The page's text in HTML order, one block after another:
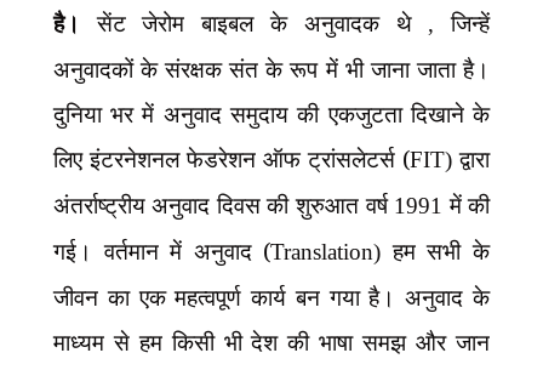
है।
सेंट जेरोम बाइबल के अनुवादक थे ,जिन्हें
अनुवादकों के संरक्षक संत के रूप में भी जाना जाता है।
दुनिया भर में अनुवाद समुदाय की एकजुटता दिखाने के
लिए इंटरनेशनल फेडरेशन ऑफ ट्रांसलेटर्स (FIT)द्वारा
अंतर्राष्ट्रीय अनुवाद दिवस की शुरुआत वर्ष 1991में की
गई। वर्तमान में अनुवाद (Translation)हम सभी के
जीवन का एक महत्वपूर्ण कार्य बन गया है। अनुवाद के
माध्यम से हम किसी भी देश की भाषा समझ और जान